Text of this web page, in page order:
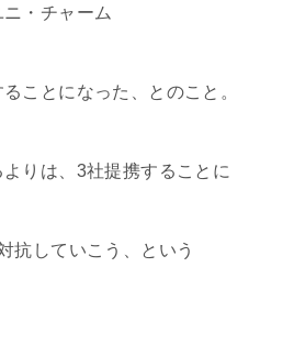
・チャーム
ことになった、とのこと。
りは、3社提携することに
抗していこう、という